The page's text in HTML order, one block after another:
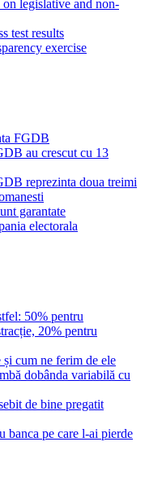
legislative and non-
test results
exercise
FGDB
au crescut cu 13
reprezinta doua treimi
garantate
electorala
50% pentru
20% pentru
cum ne ferim de ele
dobânda variabilă cu
de bine pregatit
pe care l-ai pierde